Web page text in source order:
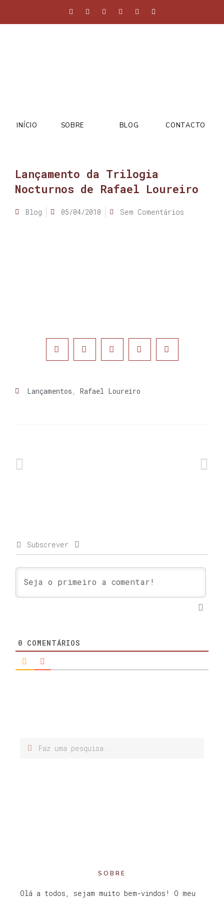
INÍCIO SOBRE BLOG CONTACTO
Lançamento da Trilogia
Nocturnos de Rafael Loureiro
Blog 05/04/2010 Sem Comentários
Lançamentos , Rafael Loureiro
Subscrever
0 COMENTÁRIOS
SOBRE
Olá a todos, sejam muito bem-vindos! O meu